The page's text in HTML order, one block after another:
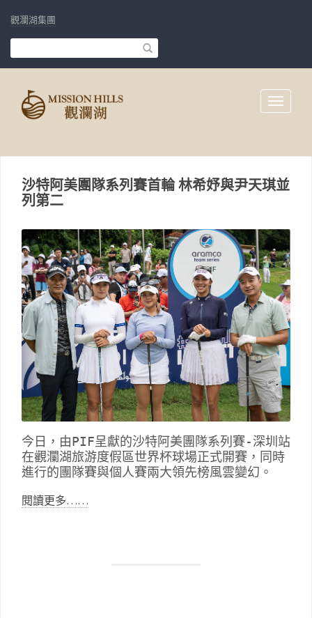
觀瀾湖集團
Toggle
沙特阿美團隊系列賽首輪 林希妤與尹天琪並
列第二
今日，由PIF呈獻的沙特阿美團隊系列賽-深圳站
在觀瀾湖旅游度假區世界杯球場正式開賽，同時
進行的團隊賽與個人賽兩大領先榜風雲變幻。
閱讀更多……